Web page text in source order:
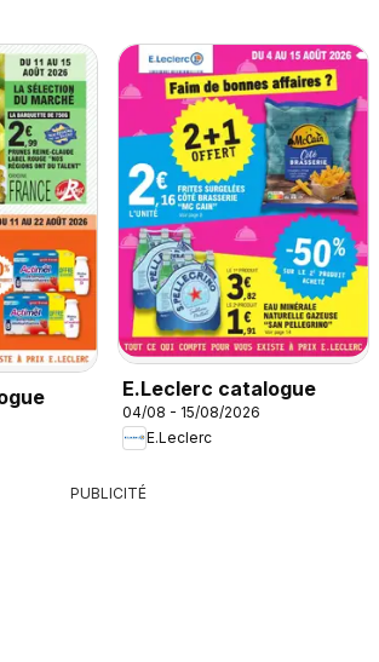
E.Leclerc catalogue
04/08 - 15/08/2026
E.Leclerc
PUBLICITÉ